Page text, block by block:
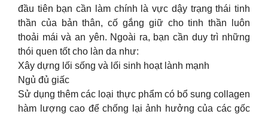
đầu tiên bạn cần làm chính là vực dậy trạng thái tinh
thần của bản thân, cố gắng giữ cho tinh thần luôn
thoải mái và an yên. Ngoài ra, bạn cần duy trì những
thói quen tốt cho làn da như:
Xây dựng lối sống và lối sinh hoạt lành mạnh
Ngủ đủ giấc
Sử dụng thêm các loại thực phẩm có bổ sung collagen
hàm lượng cao để chống lại ảnh hưởng của các gốc